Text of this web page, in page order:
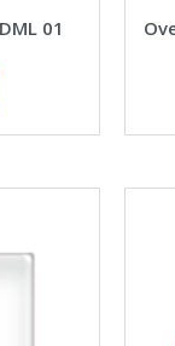
01